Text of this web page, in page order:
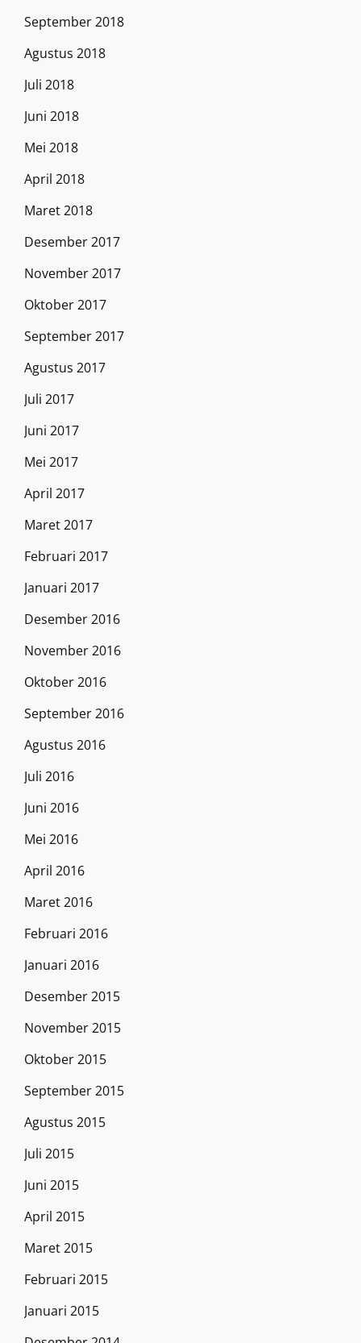
September 2018
Agustus 2018
Juli 2018
Juni 2018
Mei 2018
April 2018
Maret 2018
Desember 2017
November 2017
Oktober 2017
September 2017
Agustus 2017
Juli 2017
Juni 2017
Mei 2017
April 2017
Maret 2017
Februari 2017
Januari 2017
Desember 2016
November 2016
Oktober 2016
September 2016
Agustus 2016
Juli 2016
Juni 2016
Mei 2016
April 2016
Maret 2016
Februari 2016
Januari 2016
Desember 2015
November 2015
Oktober 2015
September 2015
Agustus 2015
Juli 2015
Juni 2015
April 2015
Maret 2015
Februari 2015
Januari 2015